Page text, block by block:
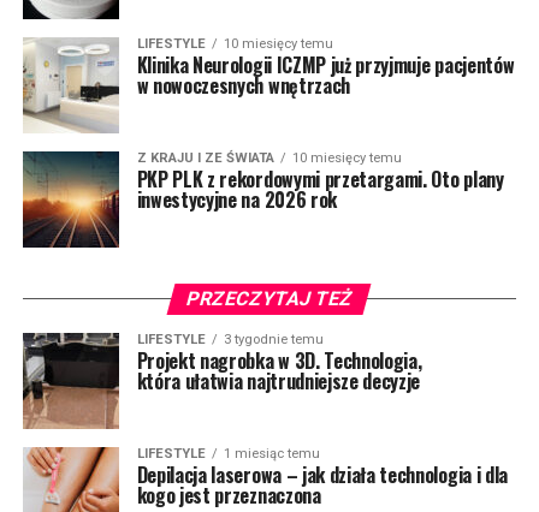
LIFESTYLE 10 miesięcy temu
Klinika Neurologii ICZMP już przyjmuje pacjentów
w nowoczesnych wnętrzach
Z KRAJU I ZE ŚWIATA 10 miesięcy temu
PKP PLK z rekordowymi przetargami. Oto plany
inwestycyjne na 2026 rok
PRZECZYTAJ TEŻ
LIFESTYLE 3 tygodnie temu
Projekt nagrobka w 3D. Technologia,
która ułatwia najtrudniejsze decyzje
LIFESTYLE 1 miesiąc temu
Depilacja laserowa – jak działa technologia i dla
kogo jest przeznaczona